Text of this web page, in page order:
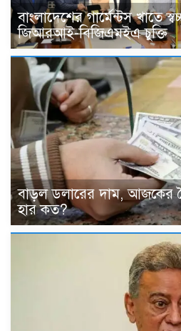
বাংলাদেশের গার্মেন্টস খাতে
জিআরআই-বিজিএমইএ চুক্তি
বাড়ল ডলারের দাম, আজকের
হার কত?